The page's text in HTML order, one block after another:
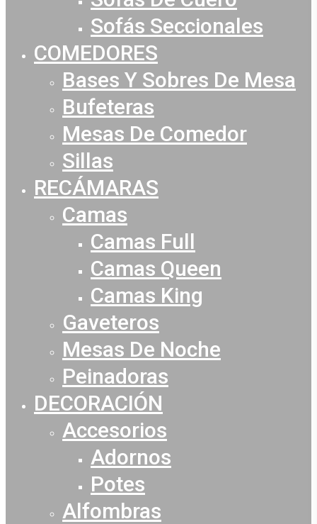
Sofás Seccionales
COMEDORES
Bases Y Sobres De Mesa
Bufeteras
Mesas De Comedor
Sillas
RECÁMARAS
Camas
Camas Full
Camas Queen
Camas King
Gaveteros
Mesas De Noche
Peinadoras
DECORACIÓN
Accesorios
Adornos
Potes
Alfombras